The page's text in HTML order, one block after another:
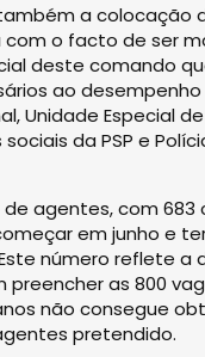
a colocação
com o facto de ser
deste comando
ao
Unidade Especial
sociais da PSP e
de agentes, com
em junho e
número reflete a
preencher as 800
não consegue
pretendido.